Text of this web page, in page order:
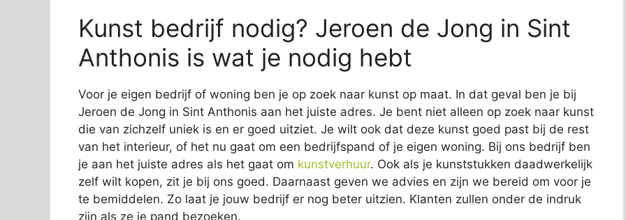
Kunst bedrijf nodig? Jeroen de Jong in Sint
Anthonis is wat je nodig hebt
Voor je eigen bedrijf of woning ben je op zoek naar kunst op maat. In dat geval ben je bij
Jeroen de Jong in Sint Anthonis aan het juiste adres. Je bent niet alleen op zoek naar kunst
die van zichzelf uniek is en er goed uitziet. Je wilt ook dat deze kunst goed past bij de rest
van het interieur, of het nu gaat om een bedrijfspand of je eigen woning. Bij ons bedrijf ben
je aan het juiste adres als het gaat om kunstverhuur. Ook als je kunststukken daadwerkelijk
zelf wilt kopen, zit je bij ons goed. Daarnaast geven we advies en zijn we bereid om voor je
te bemiddelen. Zo laat je jouw bedrijf er nog beter uitzien. Klanten zullen onder de indruk
zijn als ze je pand bezoeken.